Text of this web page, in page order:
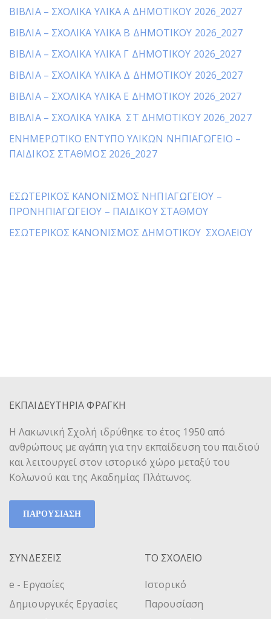
ΒΙΒΛΙΑ – ΣΧΟΛΙΚΑ ΥΛΙΚΑ Α ΔΗΜΟΤΙΚΟΥ 2026_2027
ΒΙΒΛΙΑ – ΣΧΟΛΙΚΑ ΥΛΙΚΑ Β ΔΗΜΟΤΙΚΟΥ 2026_2027
ΒΙΒΛΙΑ – ΣΧΟΛΙΚΑ ΥΛΙΚΑ Γ ΔΗΜΟΤΙΚΟΥ 2026_2027
ΒΙΒΛΙΑ – ΣΧΟΛΙΚΑ ΥΛΙΚΑ Δ ΔΗΜΟΤΙΚΟΥ 2026_2027
ΒΙΒΛΙΑ – ΣΧΟΛΙΚΑ ΥΛΙΚΑ Ε ΔΗΜΟΤΙΚΟΥ 2026_2027
ΒΙΒΛΙΑ – ΣΧΟΛΙΚΑ ΥΛΙΚΑ ΣΤ ΔΗΜΟΤΙΚΟΥ 2026_2027
ΕΝΗΜΕΡΩΤΙΚΟ ΕΝΤΥΠΟ ΥΛΙΚΩΝ ΝΗΠΙΑΓΩΓΕΙΟ –
ΠΑΙΔΙΚΟΣ ΣΤΑΘΜΟΣ 2026_2027
ΕΣΩΤΕΡΙΚΟΣ ΚΑΝΟΝΙΣΜΟΣ ΝΗΠΙΑΓΩΓΕΙΟΥ –
ΠΡΟΝΗΠΙΑΓΩΓΕΙΟΥ – ΠΑΙΔΙΚΟΥ ΣΤΑΘΜΟΥ
ΕΣΩΤΕΡΙΚΟΣ ΚΑΝΟΝΙΣΜΟΣ ΔΗΜΟΤΙΚΟΥ ΣΧΟΛΕΙΟΥ
ΕΚΠΑΙΔΕΥΤΗΡΙΑ ΦΡΑΓΚΗ
Η Λακωνική Σχολή ιδρύθηκε το έτος 1950 από
ανθρώπους με αγάπη για την εκπαίδευση του παιδιού
και λειτουργεί στον ιστορικό χώρο μεταξύ του
Κολωνού και της Ακαδημίας Πλάτωνος.
ΠΑΡΟΥΣΙΑΣΗ
ΣΥΝΔΕΣΕΙΣ
e - Εργασίες
Δημιουργικές Εργασίες
ΤΟ ΣΧΟΛΕΙΟ
Ιστορικό
Παρουσίαση